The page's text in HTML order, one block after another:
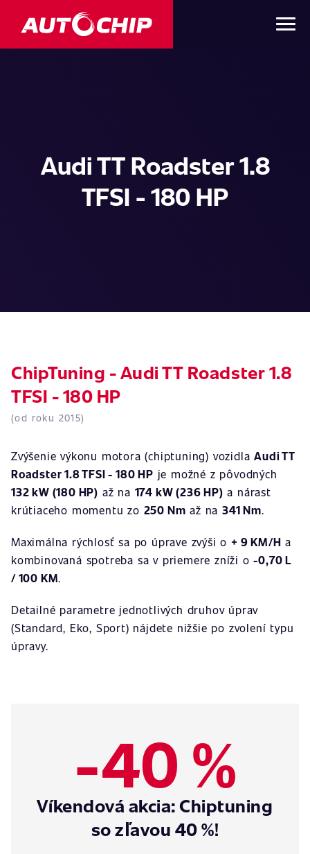
Audi TT Roadster 1.8
TFSI - 180 HP
ChipTuning - Audi TT Roadster 1.8
TFSI - 180 HP
(od roku 2015)
Zvýšenie výkonu motora (chiptuning) vozidlaAudi TT
Roadster 1.8 TFSI - 180 HP je možné z pôvodných
132 kW (180 HP) až na 174 kW (236 HP) a nárast
krútiaceho momentu zo 250 Nm až na341 Nm.
Maximálna rýchlosť sa po úprave zvýši o + 9 KM/H a
kombinovaná spotreba sa v priemere zníži o-0,70 L
/ 100 KM.
Detailné parametre jednotlivých druhov úprav
(Standard, Eko, Sport) nájdete nižšie po zvolení typu
úpravy.
-40 %
Víkendová akcia: Chiptuning
so zľavou 40 %!